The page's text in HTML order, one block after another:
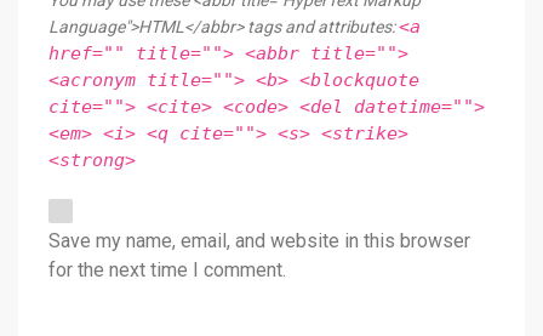
Language">HTML</abbr> tags and attributes:<a
href="" title=""> <abbr title="">
<acronym title=""> <b> <blockquote
cite=""> <cite> <code> <del datetime="">
<em> <i> <q cite=""> <s> <strike>
<strong>
Save my name, email, and website in this browser
for the next time I comment.